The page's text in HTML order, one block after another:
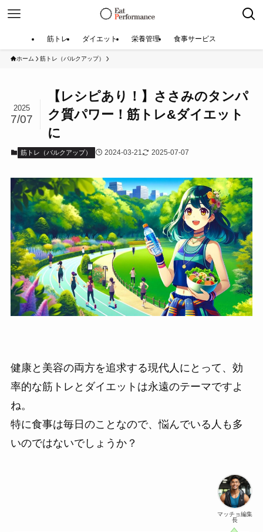
筋トレ ダイエット 栄養管理 食事サービス
ホーム 筋トレ（バルクアップ）
【レシピあり！】ささみのタンパ
ク質パワー！筋トレ&ダイエット
に
2025
7/07
筋トレ（バルクアップ） 2024-03-21 2025-07-07
健康と美容の両方を追求する現代人にとって、効
率的な筋トレとダイエットは永遠のテーマですよ
ね。
特に食事は毎日のことなので、悩んでいる人も多
いのではないでしょうか？
マッチョ編集
長